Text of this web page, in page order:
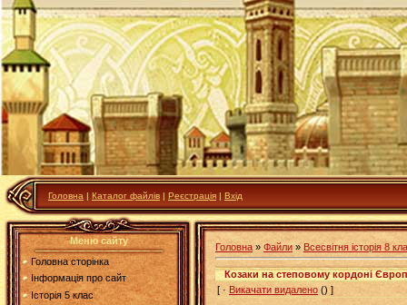
Головна | Каталог файлів | Реєстрація | Вхід
Меню сайту
Головна сторінка
Інформація про сайт
Історія 5 клас
Головна » Файли» Всесвітня історія 8
Козаки на степовому кордоні
[ ·Викачати видалено () ]